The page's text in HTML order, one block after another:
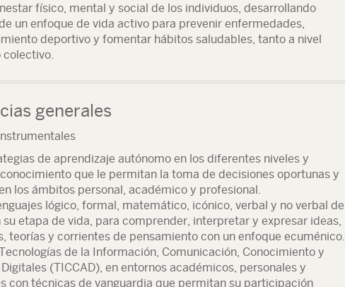
físico, mental y social de los individuos, desarrollando
un enfoque de vida activo para prevenir enfermedades,
deportivo y fomentar hábitos saludables, tanto a nivel
colectivo.
generales
de aprendizaje autónomo en los diferentes niveles y
que le permitan la toma de decisiones oportunas y
los ámbitos personal, académico y profesional.
lógico, formal, matemático, icónico, verbal y no verbal de
su etapa de vida, para comprender, interpretar y expresar ideas,
teorías y corrientes de pensamiento con un enfoque ecuménico.
de la Información, Comunicación, Conocimiento y
(TICCAD), en entornos académicos, personales y
con técnicas de vanguardia que permitan su participación